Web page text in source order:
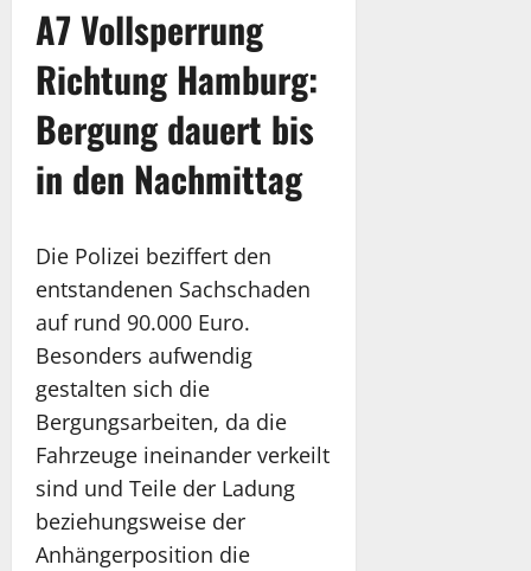
A7 Vollsperrung
Richtung Hamburg:
Bergung dauert bis
in den Nachmittag
Die Polizei beziffert den
entstandenen Sachschaden
auf rund 90.000 Euro.
Besonders aufwendig
gestalten sich die
Bergungsarbeiten, da die
Fahrzeuge ineinander verkeilt
sind und Teile der Ladung
beziehungsweise der
Anhängerposition die